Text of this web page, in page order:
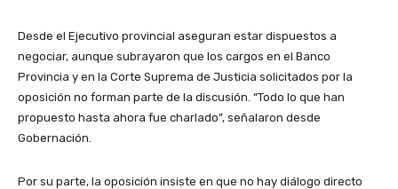
Desde el Ejecutivo provincial aseguran estar dispuestos a
negociar, aunque subrayaron que los cargos en el Banco
Provincia y en la Corte Suprema de Justicia solicitados por la
oposición no forman parte de la discusión. “Todo lo que han
propuesto hasta ahora fue charlado”, señalaron desde
Gobernación.
Por su parte, la oposición insiste en que no hay diálogo directo